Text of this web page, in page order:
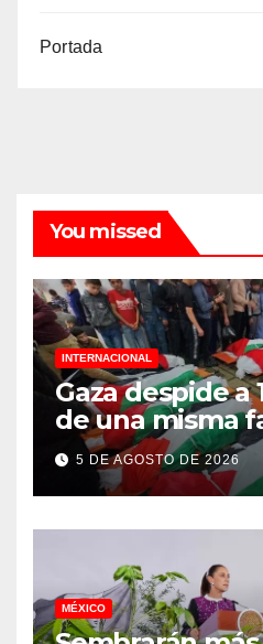
Portada
You missed
INTERNACIONAL
Gaza despide a
de una misma
asesinados
genocidio
5 DE AGOSTO DE 2026
MÉXICO